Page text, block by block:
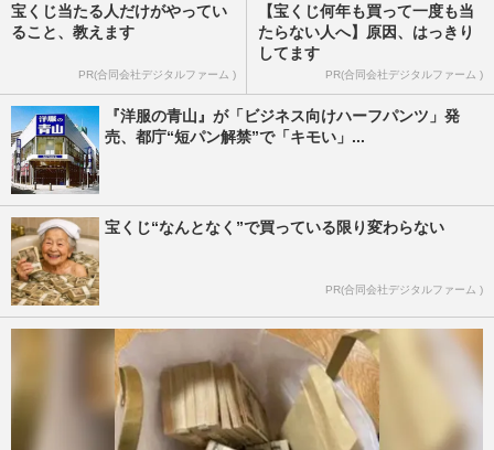
宝くじ当たる人だけがやってい
ること、教えます
PR(合同会社デジタルファーム )
【宝くじ何年も買って一度も当
たらない人へ】原因、はっきり
してます
PR(合同会社デジタルファーム )
『洋服の青山』が「ビジネス向けハーフパンツ」発
売、都庁“短パン解禁”で「キモい」...
宝くじ“なんとなく”で買っている限り変わらない
PR(合同会社デジタルファーム )